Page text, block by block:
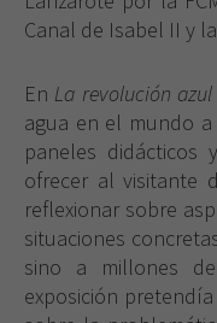
Canal de Isabel II y
En La revolución azul
agua en el mundo
paneles didácticos
ofrecer al visitante
reflexionar sobre
situaciones
sino a millones
exposición